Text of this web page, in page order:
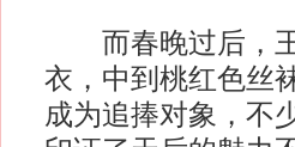
而春晚过后，王
衣，中到桃红色丝
成为追捧对象，